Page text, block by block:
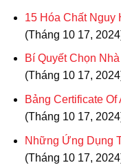
15 Hóa Chất
(Tháng 10 17,
Bí Quyết Chọn
(Tháng 10 17,
Bảng Certificate
(Tháng 10 17,
Những Ứng Dụng
(Tháng 10 17,